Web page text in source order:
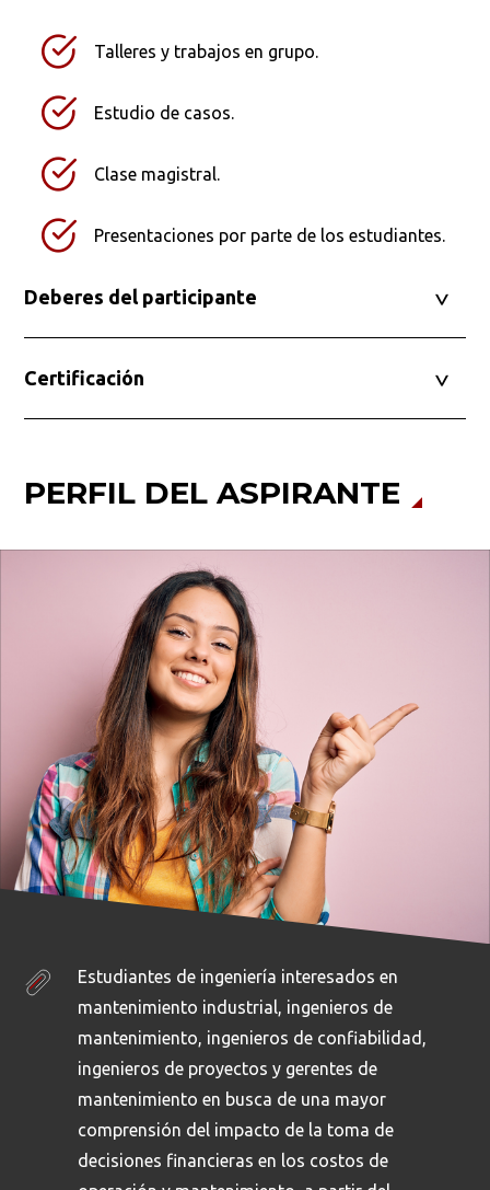
Talleres y trabajos en grupo.
Estudio de casos.
Clase magistral.
Presentaciones por parte de los estudiantes.
Deberes del participante
Certificación
PERFIL DEL ASPIRANTE
Estudiantes de ingeniería interesados en
mantenimiento industrial, ingenieros de
mantenimiento, ingenieros de confiabilidad,
ingenieros de proyectos y gerentes de
mantenimiento en busca de una mayor
comprensión del impacto de la toma de
decisiones financieras en los costos de